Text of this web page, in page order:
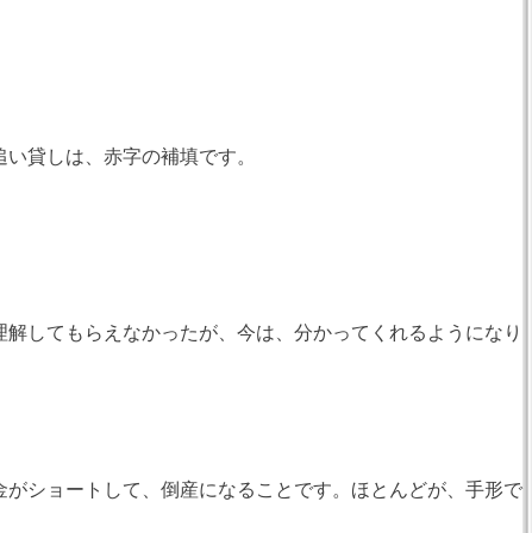
貸しは、赤字の補填です。
してもらえなかったが、今は、分かってくれるようになり
ショートして、倒産になることです。ほとんどが、手形で